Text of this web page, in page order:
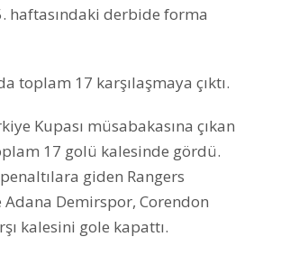
haftasındaki derbide forma
toplam 17 karşılaşmaya çıktı.
Kupası müsabakasına çıkan
17 golü kalesinde gördü.
giden Rangers
Adana Demirspor, Corendon
kalesini gole kapattı.